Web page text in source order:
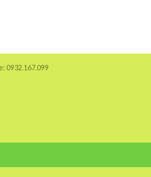
0932.167.099